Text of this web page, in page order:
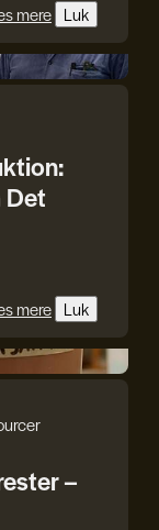
mere Luk
Det
mere Luk
–